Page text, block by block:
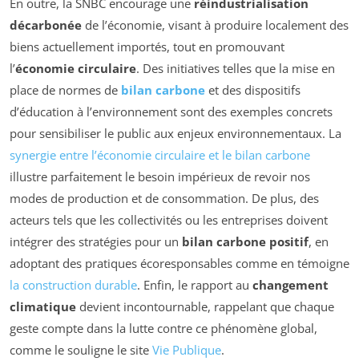
En outre, la SNBC encourage une réindustrialisation
décarbonée de l’économie, visant à produire localement des
biens actuellement importés, tout en promouvant
l’économie circulaire. Des initiatives telles que la mise en
place de normes de bilan carbone et des dispositifs
d’éducation à l’environnement sont des exemples concrets
pour sensibiliser le public aux enjeux environnementaux. La
synergie entre l’économie circulaire et le bilan carbone
illustre parfaitement le besoin impérieux de revoir nos
modes de production et de consommation. De plus, des
acteurs tels que les collectivités ou les entreprises doivent
intégrer des stratégies pour un bilan carbone positif, en
adoptant des pratiques écoresponsables comme en témoigne
la construction durable. Enfin, le rapport au changement
climatique devient incontournable, rappelant que chaque
geste compte dans la lutte contre ce phénomène global,
comme le souligne le site Vie Publique.